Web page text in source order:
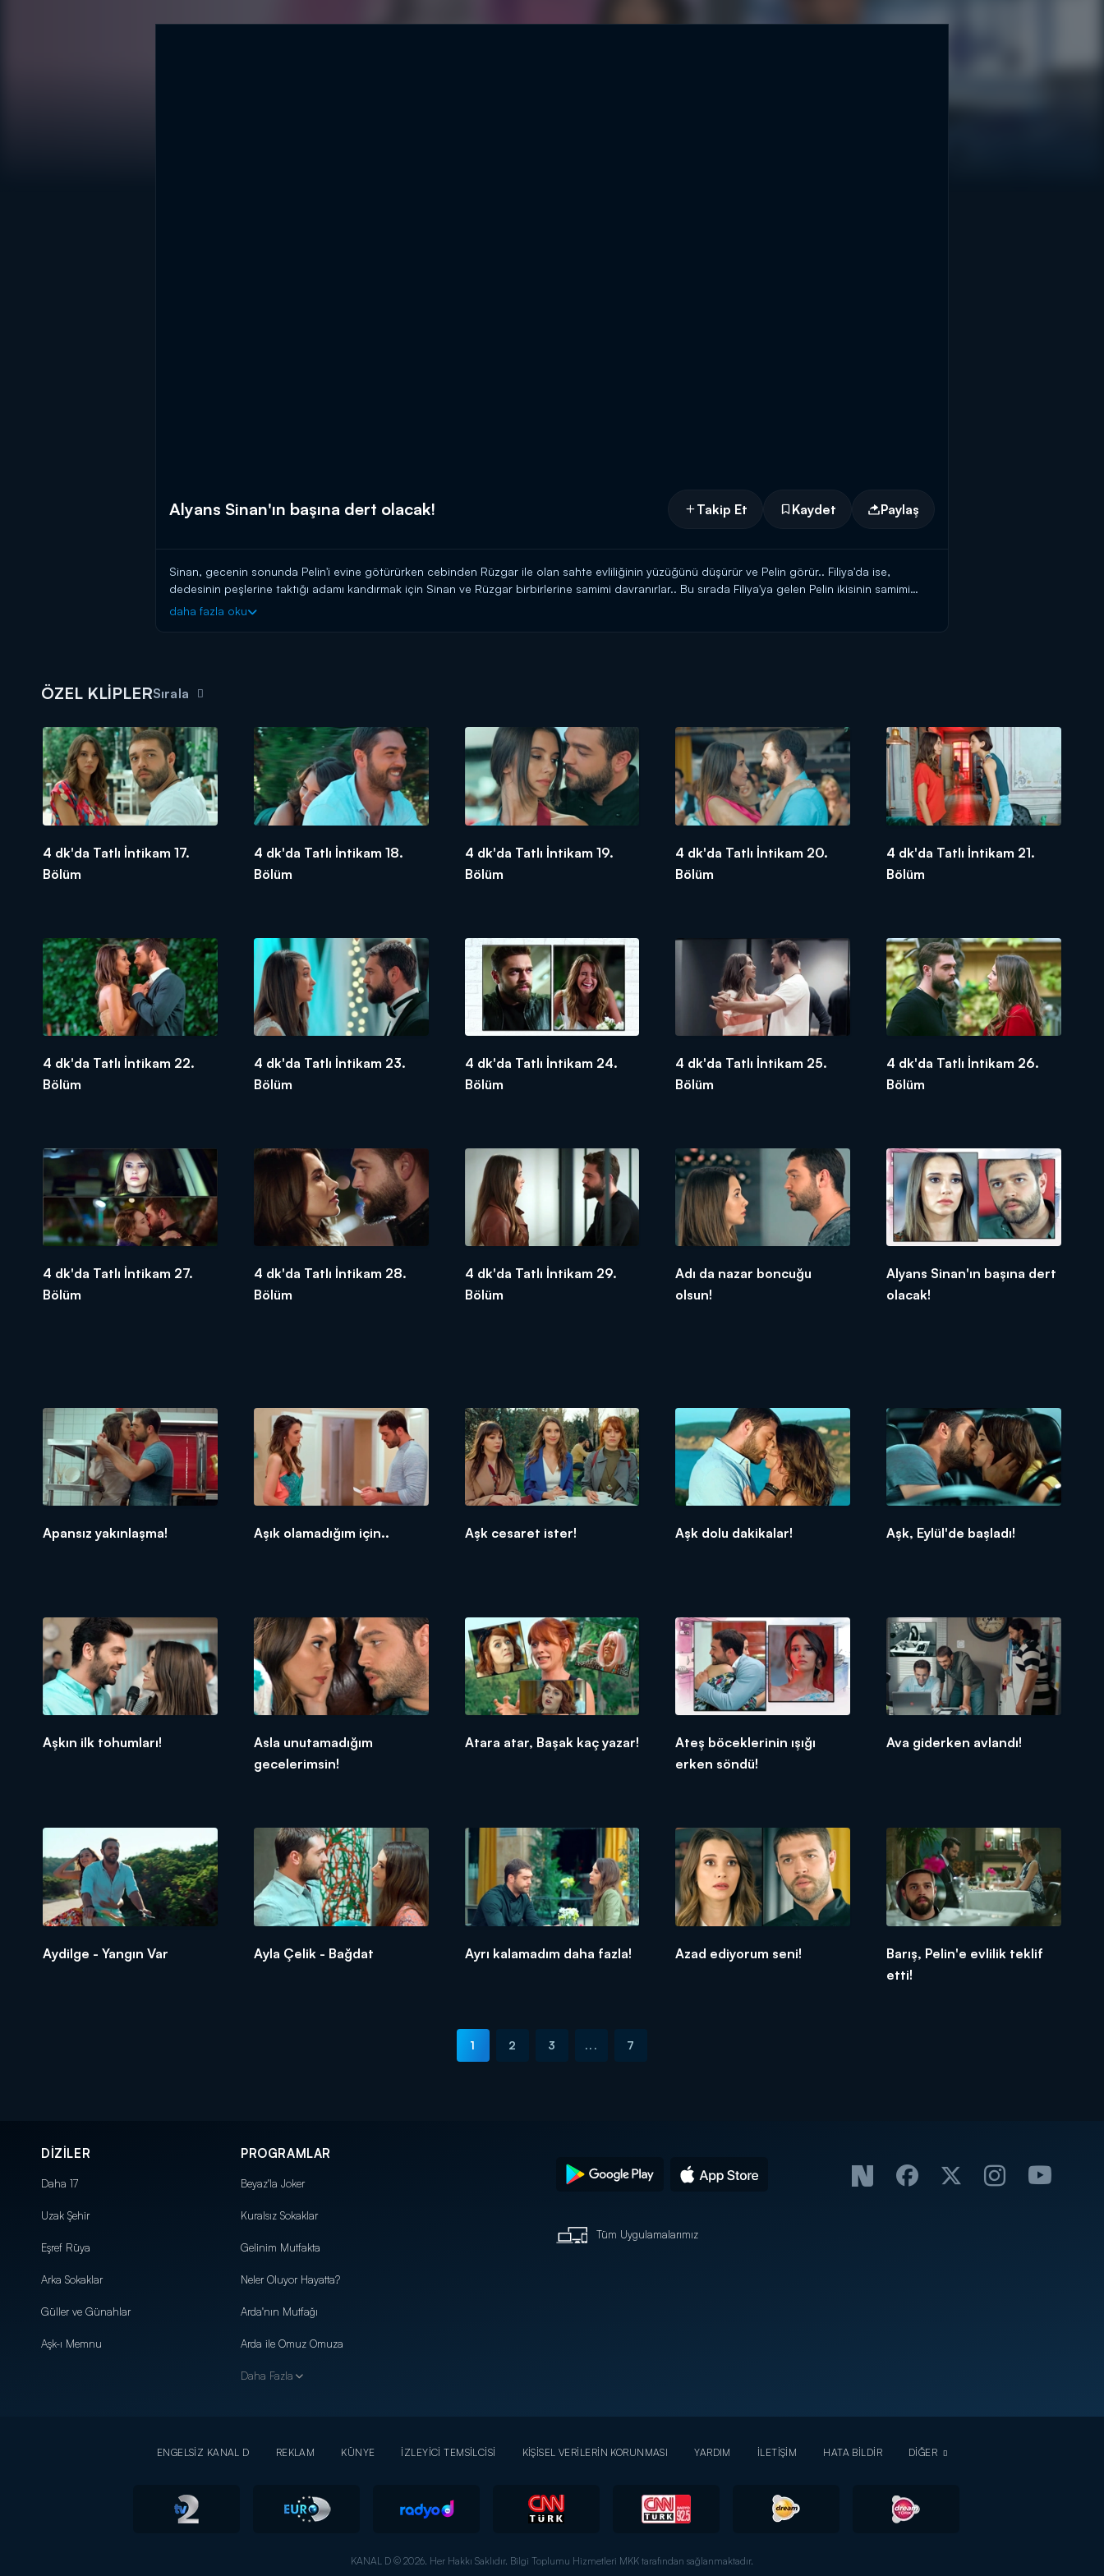
Alyans Sinan'ın başına dert olacak! Takip Et Kaydet Paylaş
Sinan, gecenin sonunda Pelin'i evine götürürken cebinden Rüzgar ile olan sahte evliliğinin yüzüğünü düşürür ve Pelin görür.. Filiya'da ise,
dedesinin peşlerine taktığı adamı kandırmak için Sinan ve Rüzgar birbirlerine samimi davranırlar.. Bu sırada Filiya'ya gelen Pelin ikisinin samimi
hallerini ve Rüzgar'ın parmağındaki alyansı görür.. Pelin'in soğuk ve imalı bakışları Sinan'ın anlamasına yetmiştir..
daha fazla oku
ÖZEL KLİPLERSırala
4 dk'da Tatlı İntikam 17.
Bölüm
4 dk'da Tatlı İntikam 18.
Bölüm
4 dk'da Tatlı İntikam 19.
Bölüm
4 dk'da Tatlı İntikam 20.
Bölüm
4 dk'da Tatlı İntikam 21.
Bölüm
4 dk'da Tatlı İntikam 22.
Bölüm
4 dk'da Tatlı İntikam 23.
Bölüm
4 dk'da Tatlı İntikam 24.
Bölüm
4 dk'da Tatlı İntikam 25.
Bölüm
4 dk'da Tatlı İntikam 26.
Bölüm
4 dk'da Tatlı İntikam 27.
Bölüm
4 dk'da Tatlı İntikam 28.
Bölüm
4 dk'da Tatlı İntikam 29.
Bölüm
Adı da nazar boncuğu
olsun!
Alyans Sinan'ın başına dert
olacak!
Apansız yakınlaşma! Aşık olamadığım için.. Aşk cesaret ister! Aşk dolu dakikalar! Aşk, Eylül'de başladı!
Aşkın ilk tohumları!
Asla unutamadığım
gecelerimsin!
Atara atar, Başak kaç yazar!
Ateş böceklerinin ışığı
erken söndü!
Ava giderken avlandı!
Aydilge - Yangın Var Ayla Çelik - Bağdat Ayrı kalamadım daha fazla! Azad ediyorum seni!
Barış, Pelin'e evlilik teklif
etti!
1 2 3 ... 7
DİZİLER
Daha 17
Uzak Şehir
Eşref Rüya
Arka Sokaklar
Güller ve Günahlar
Aşk-ı Memnu
PROGRAMLAR
Beyaz'la Joker
Kuralsız Sokaklar
Gelinim Mutfakta
Neler Oluyor Hayatta?
Arda'nın Mutfağı
Arda ile Omuz Omuza
Daha Fazla
Tüm Uygulamalarımız
ENGELSİZ KANAL D REKLAM KÜNYE İZLEYİCİ TEMSİLCİSİ KİŞİSEL VERİLERİN KORUNMASI YARDIM İLETİŞİM HATA BİLDİR DİĞER
KANAL D © 2026. Her Hakkı Saklıdır. Bilgi Toplumu Hizmetleri MKK tarafından sağlanmaktadır.